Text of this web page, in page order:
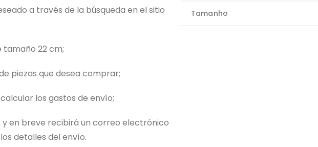
a través de la búsqueda en el sitio
tamaño 22 cm;
piezas que desea comprar;
los gastos de envío;
y en breve recibirá un correo electrónico
detalles del envío.
Tamanho